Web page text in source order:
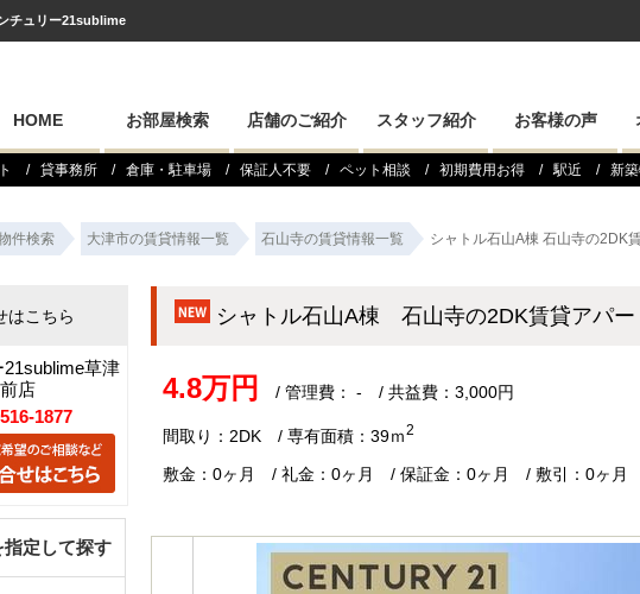
チュリー21sublime
HOME お部屋検索 店舗のご紹介 スタッフ紹介 お客様の声
貸事務所 倉庫・駐車場 保証人不要 ペット相談 初期費用お得 駅近 新
件検索 大津市の賃貸情報一覧 石山寺の賃貸情報一覧 シャトル石山A棟 石山寺の2DK
シャトル石山A棟 石山寺の2DK賃貸アパ
4.8万円 / 管理費： - / 共益費：3,000円
間取り：2DK / 専有面積：39ｍ2
敷金：0ヶ月 / 礼金：0ヶ月 / 保証金：0ヶ月 / 敷引：0ヶ月
はこちら
草津
店
1877
指定して探す